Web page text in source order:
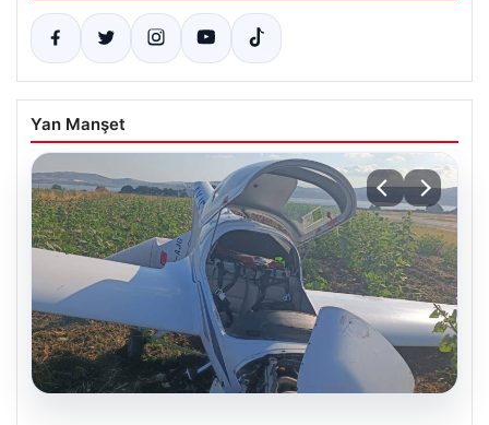
Yan Manşet